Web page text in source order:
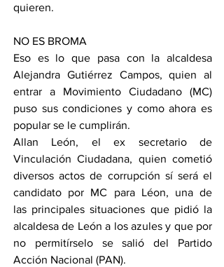
quieren.
NO ES BROMA
Eso es lo que pasa con la alcaldesa
Alejandra Gutiérrez Campos, quien al
entrar a Movimiento Ciudadano (MC)
puso sus condiciones y como ahora es
popular se le cumplirán.
Allan León, el ex secretario de
Vinculación Ciudadana, quien cometió
diversos actos de corrupción sí será el
candidato por MC para Léon, una de
las principales situaciones que pidió la
alcaldesa de León a los azules y que por
no permitírselo se salió del Partido
Acción Nacional (PAN).